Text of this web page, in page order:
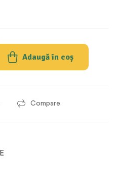
Adaugă în coș
Compare